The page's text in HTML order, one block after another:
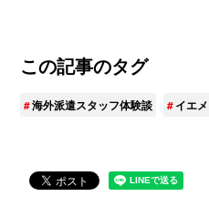
この記事のタグ
海外派遣スタッフ体験談 イエ